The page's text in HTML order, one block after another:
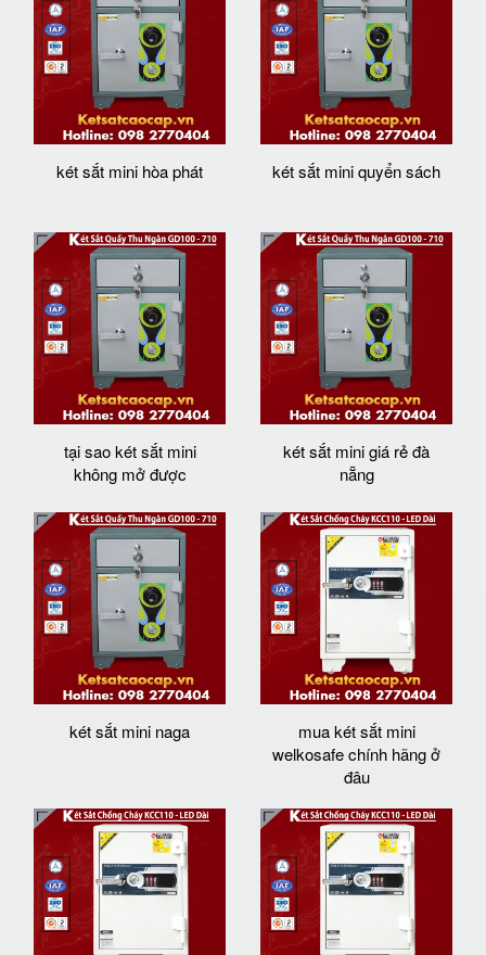
két sắt mini hòa phát két sắt mini quyển sách
tại sao két sắt mini
không mở được
két sắt mini giá rẻ đà
nẵng
két sắt mini naga
mua két sắt mini
welkosafe chính hãng ở
đâu